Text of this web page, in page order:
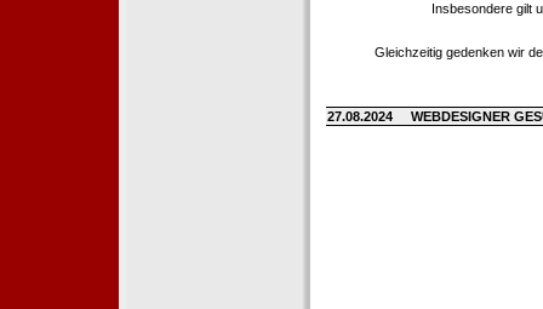
Insbesondere gilt
Gleichzeitig gedenken wir
27.08.2024 WEBDESIGNER